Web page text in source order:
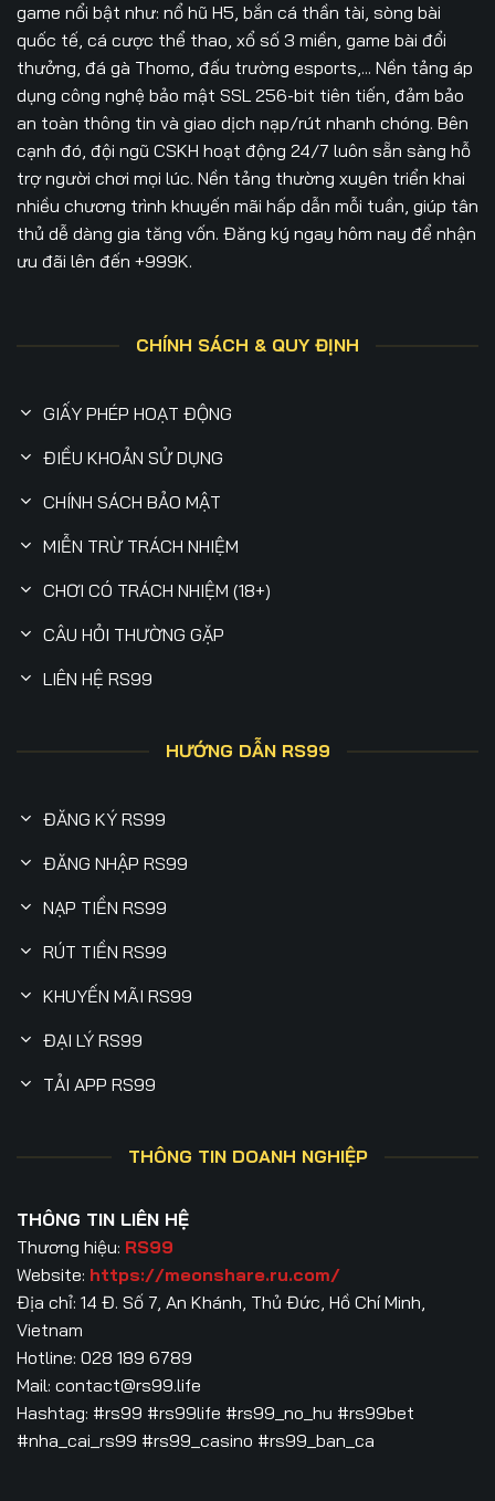
game nổi bật như: nổ hũ H5, bắn cá thần tài, sòng bài
quốc tế, cá cược thể thao, xổ số 3 miền, game bài đổi
thưởng, đá gà Thomo, đấu trường esports,... Nền tảng áp
dụng công nghệ bảo mật SSL 256-bit tiên tiến, đảm bảo
an toàn thông tin và giao dịch nạp/rút nhanh chóng. Bên
cạnh đó, đội ngũ CSKH hoạt động 24/7 luôn sẵn sàng hỗ
trợ người chơi mọi lúc. Nền tảng thường xuyên triển khai
nhiều chương trình khuyến mãi hấp dẫn mỗi tuần, giúp tân
thủ dễ dàng gia tăng vốn. Đăng ký ngay hôm nay để nhận
ưu đãi lên đến +999K.
CHÍNH SÁCH & QUY ĐỊNH
GIẤY PHÉP HOẠT ĐỘNG
ĐIỀU KHOẢN SỬ DỤNG
CHÍNH SÁCH BẢO MẬT
MIỄN TRỪ TRÁCH NHIỆM
CHƠI CÓ TRÁCH NHIỆM (18+)
CÂU HỎI THƯỜNG GẶP
LIÊN HỆ RS99
HƯỚNG DẪN RS99
ĐĂNG KÝ RS99
ĐĂNG NHẬP RS99
NẠP TIỀN RS99
RÚT TIỀN RS99
KHUYẾN MÃI RS99
ĐẠI LÝ RS99
TẢI APP RS99
THÔNG TIN DOANH NGHIỆP
THÔNG TIN LIÊN HỆ
Thương hiệu: RS99
Website: https://meonshare.ru.com/
Địa chỉ: 14 Đ. Số 7, An Khánh, Thủ Đức, Hồ Chí Minh,
Vietnam
Hotline: 028 189 6789
Mail: contact@rs99.life
Hashtag: #rs99 #rs99life #rs99_no_hu #rs99bet
#nha_cai_rs99 #rs99_casino #rs99_ban_ca